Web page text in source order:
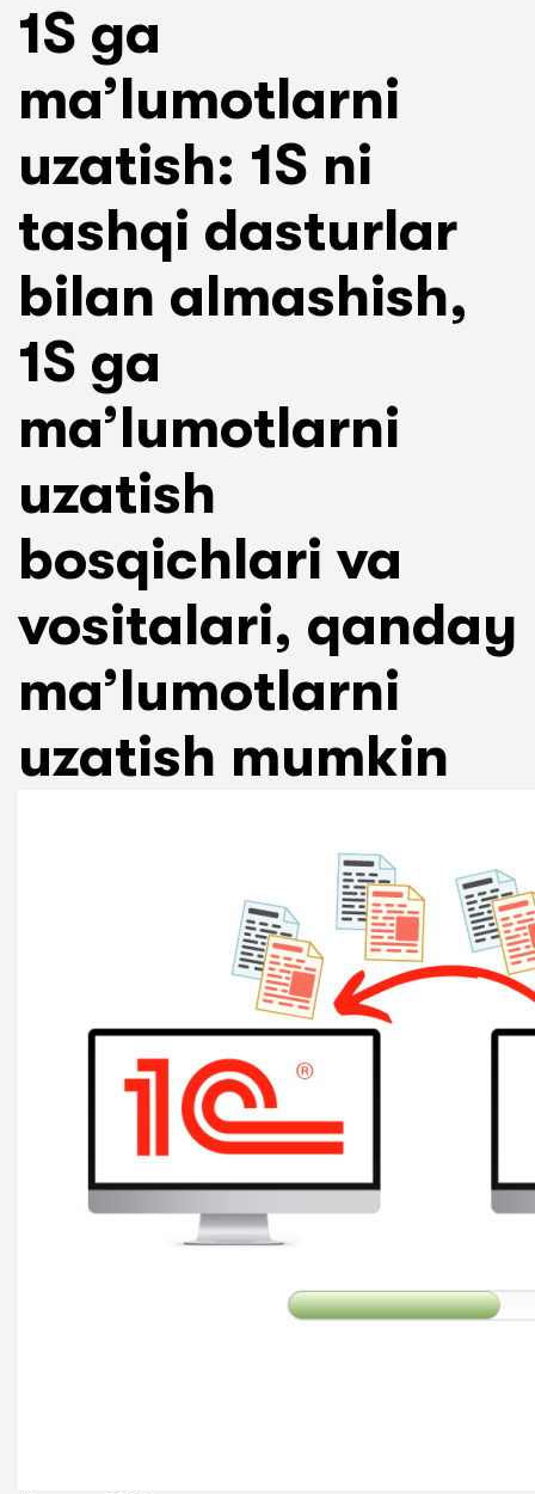
1S ga
ma’lumotlarni
uzatish: 1S ni
tashqi dasturlar
bilan almashish,
1S ga
ma’lumotlarni
uzatish
bosqichlari va
vositalari, qanday
ma’lumotlarni
uzatish mumkin